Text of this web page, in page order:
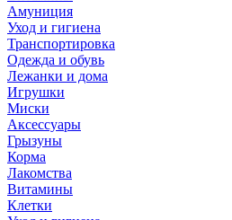
Амуниция
Уход и гигиена
Транспортировка
Одежда и обувь
Лежанки и дома
Игрушки
Миски
Аксессуары
Грызуны
Корма
Лакомства
Витамины
Клетки